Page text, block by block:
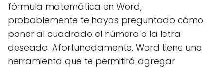
fórmula matemática en Word,
probablemente te hayas preguntado cómo
poner al cuadrado el número o la letra
deseada. Afortunadamente, Word tiene una
herramienta que te permitirá agregar